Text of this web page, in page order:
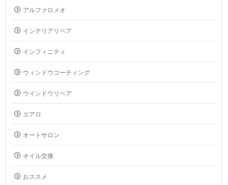
アルファロメオ
インテリアリペア
インフィニティ
ウィンドウコーティング
ウインドウリペア
エアロ
オートサロン
オイル交換
おススメ